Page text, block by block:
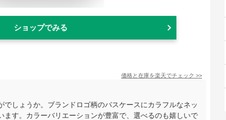
ショップでみる
価格と在庫を楽天でチェック >>
でしょうか。ブランドロゴ柄のパスケースにカラフルなネッ
ます。カラーバリエーションが豊富で、選べるのも嬉しいで